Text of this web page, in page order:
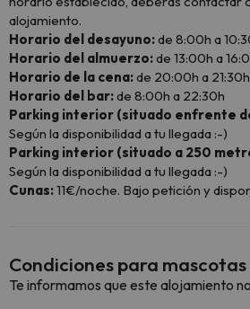
alojamiento.
Horario del desayuno:de 8:00h a
Horario del almuerzo:de 13:00h a
Horario de la cena:de 20:00h a 21:30h
Horario del bar:de 8:00h a 22:30h
Parking interior (situado enfrente
Según la disponibilidad a tu llegada :-)
Parking interior (situado a 250
Según la disponibilidad a tu llegada :-)
Cunas:11€/noche. Bajo petición y
Condiciones para mascotas
Te informamos que este alojamiento